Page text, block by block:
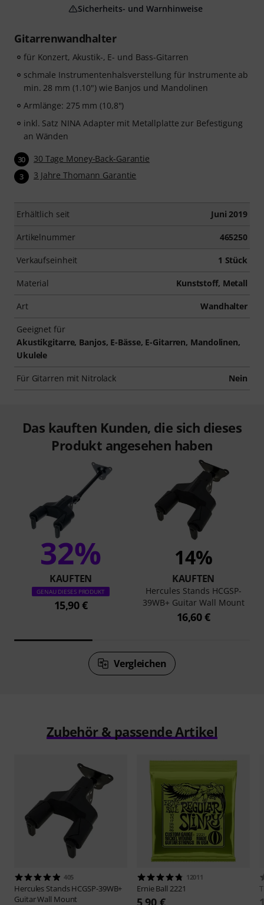
Gitarrenwandhalter
für Konzert, Akustik-, E- und Bass-Gitarren
schmale Instrumentenhalsverstellung für Instrumente ab
min. 28 mm (1.10") wie Banjos und Mandolinen
Armlänge: 275 mm (10,8")
inkl. Satz NINA Adapter mit Metallplatte zur Befestigung
an Wänden
30 30 Tage Money-Back-Garantie
3 3 Jahre Thomann Garantie
Erhältlich seit Juni 2019
Artikelnummer 465250
Verkaufseinheit 1 Stück
Material Kunststoff, Metall
Art Wandhalter
Geeignet für
Akustikgitarre, Banjos, E-Bässe, E-Gitarren, Mandolinen,
Ukulele
Für Gitarren mit Nitrolack Nein
Sicherheits- und Warnhinweise
Das kauften Kunden, die sich dieses
Produkt angesehen haben
32%
KAUFTEN
GENAU DIESES PRODUKT
15,90 €
14%
KAUFTEN
Hercules Stands HCGSP-
39WB+ Guitar Wall Mount
16,60 €
Vergleichen
Zubehör & passende Artikel
405
Hercules StandsHCGSP-39WB+
Guitar Wall Mount
12011
Ernie Ball 2221
5,90 €